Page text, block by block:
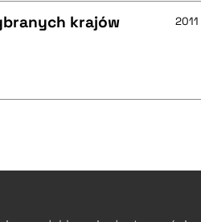
krajów
2011